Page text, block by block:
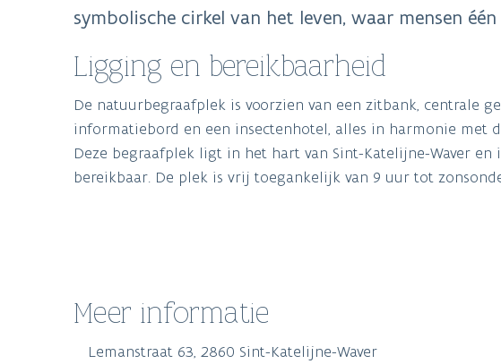
symbolische cirkel van het leven, waar mensen
Ligging en bereikbaarheid
De natuurbegraafplek is voorzien van een zitbank, centrale
informatiebord en een insectenhotel, alles in harmonie met
Deze begraafplek ligt in het hart van Sint-Katelijne-Waver en
bereikbaar. De plek is vrij toegankelijk van 9 uur tot
Meer informatie
Lemanstraat 63, 2860 Sint-Katelijne-Waver